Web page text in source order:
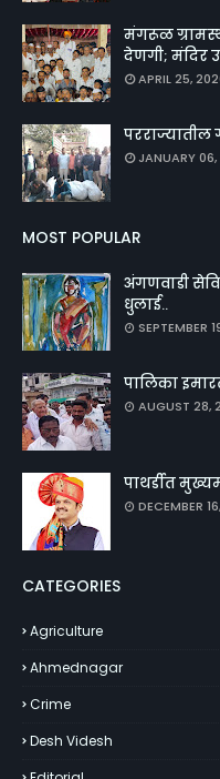
मंगरूळ
देणगी; मंदिर
APRIL 25,
परराज्यातील
JANUARY
MOST POPULAR
अंगणवाडी
धुलाई..
SEPTEMBER
पालिका
AUGUST 28,
पाथर्डीत
DECEMBER
CATEGORIES
Agriculture
Ahmednagar
Crime
Desh Videsh